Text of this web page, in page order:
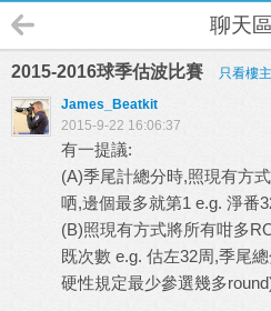
聊天區
2015-2016球季估波比賽 只看樓主
James_Beatkit
2015-9-22 16:06:37
有一提議:
(A)季尾計總分時,照現有方
哂,邊個最多就第1 e.g. 淨番
(B)照現有方式將所有咁多
既次數 e.g. 估左32周,季尾
硬性規定最少參選幾多